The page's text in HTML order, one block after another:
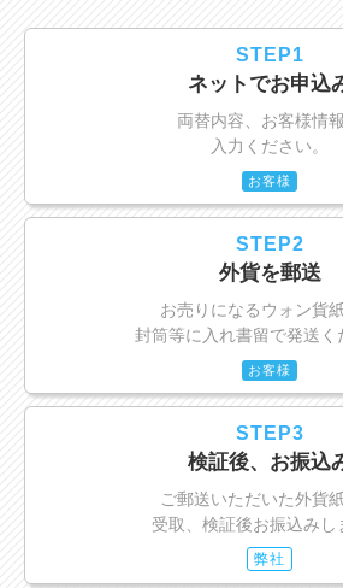
STEP1
ネットでお申込
両替内容、お客様情
入力ください。
お客様
STEP2
外貨を郵送
お売りになるウォン貨
封筒等に入れ書留で発送く
お客様
STEP3
検証後、お振込
ご郵送いただいた外貨
受取、検証後お振込みし
弊社